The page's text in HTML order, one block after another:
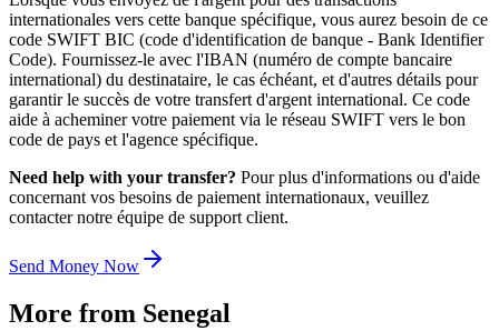
internationales vers cette banque spécifique, vous aurez besoin de ce
code SWIFT BIC (code d'identification de banque - Bank Identifier
Code). Fournissez-le avec l'IBAN (numéro de compte bancaire
international) du destinataire, le cas échéant, et d'autres détails pour
garantir le succès de votre transfert d'argent international. Ce code
aide à acheminer votre paiement via le réseau SWIFT vers le bon
code de pays et l'agence spécifique.
Need help with your transfer? Pour plus d'informations ou d'aide
concernant vos besoins de paiement internationaux, veuillez
contacter notre équipe de support client.
Send Money Now
More from Senegal